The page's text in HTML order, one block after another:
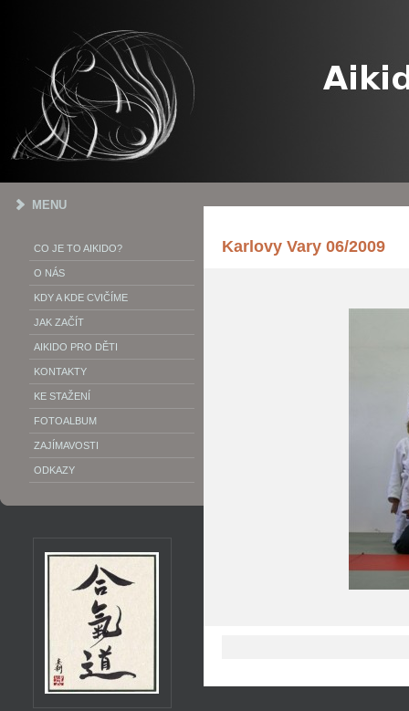
Karlovy Vary 06/2009
MENU
CO JE TO AIKIDO?
O NÁS
KDY A KDE CVIČÍME
JAK ZAČÍT
AIKIDO PRO DĚTI
KONTAKTY
KE STAŽENÍ
FOTOALBUM
ZAJÍMAVOSTI
ODKAZY